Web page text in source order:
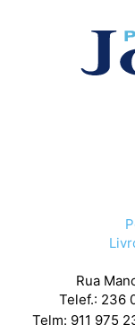
Rua
Telef.: 236
Telm: 911 975